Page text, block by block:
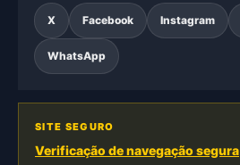
X Facebook Instagram
WhatsApp
SITE SEGURO
Verificação de navegação segura